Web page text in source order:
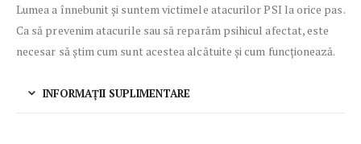
Lumea a înnebunit și suntem victimele atacurilor PSI la orice pas.
Ca să prevenim atacurile sau să reparăm psihicul afectat, este
necesar să știm cum sunt acestea alcătuite și cum funcționează.
INFORMAȚII SUPLIMENTARE